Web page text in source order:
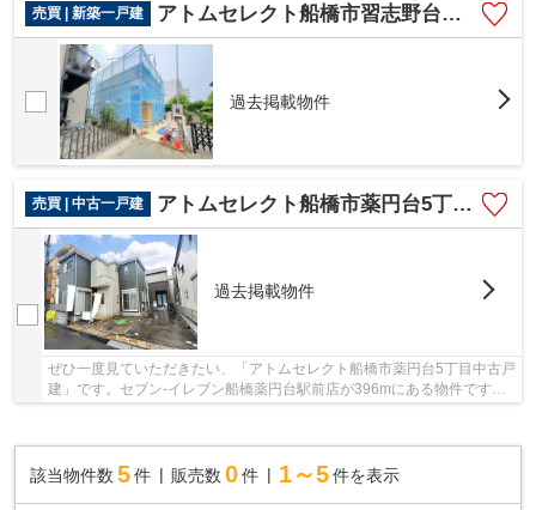
売買 | 新築一戸建
アトムセレクト船橋市習志野台４丁目
過去掲載物件
売買 | 中古一戸建 アトムセレクト船橋市薬円台5丁目中古戸建
過去掲載物件
ぜひ一度見ていただきたい、「アトムセレクト船橋市薬円台5丁目中古戸
建」です。セブン-イレブン船橋薬円台駅前店が396mにある物件です。
該当物件数 5件 販売数 0 件 1～5 件を表示